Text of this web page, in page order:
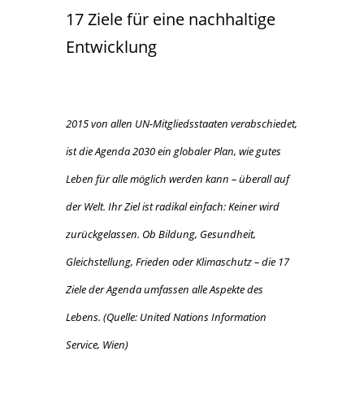
17 Ziele für eine nachhaltige
Entwicklung
2015 von allen UN-Mitgliedsstaaten verabschiedet,
ist die Agenda 2030 ein globaler Plan, wie gutes
Leben für alle möglich werden kann – überall auf
der Welt. Ihr Ziel ist radikal einfach: Keiner wird
zurückgelassen. Ob Bildung, Gesundheit,
Gleichstellung, Frieden oder Klimaschutz – die 17
Ziele der Agenda umfassen alle Aspekte des
Lebens. (Quelle: United Nations Information
Service, Wien)